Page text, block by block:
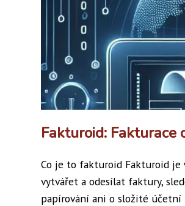
Fakturoid: Fakturace
Co je to fakturoid Fakturoid je
vytvářet a odesílat faktury,
papírování ani o složité účetní